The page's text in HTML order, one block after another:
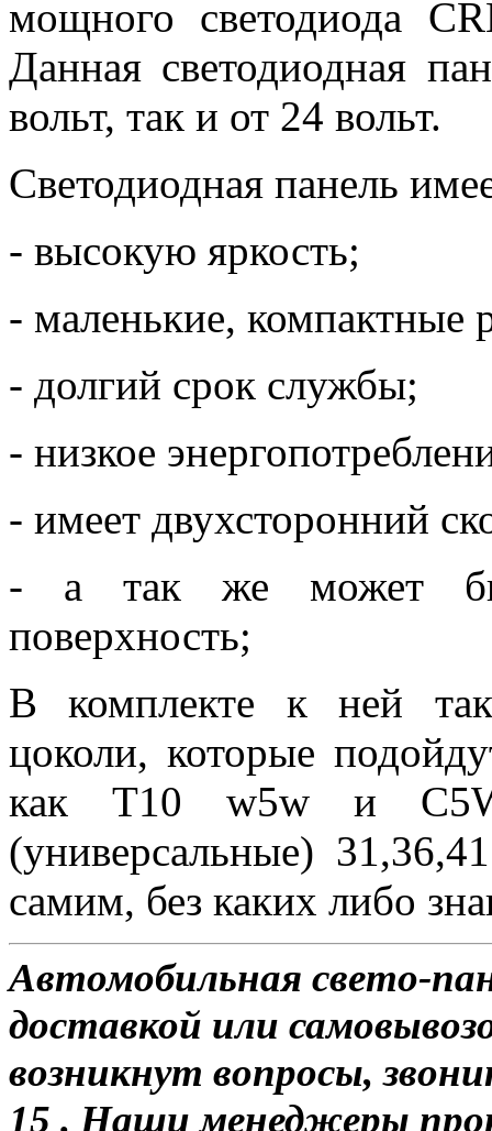
мощного светодиода
Данная светодиодная
вольт, так и от 24 вольт.
Светодиодная панель
- высокую яркость;
- маленькие, компактные
- долгий срок службы;
- низкое
- имеет двухсторонний
- а так же может
поверхность;
В комплекте к ней
цоколи, которые
как Т10 w5w и
(универсальные)
самим, без каких либо
Автомобильная свето-
доставкой или
возникнут вопросы,
15 . Наши менеджеры